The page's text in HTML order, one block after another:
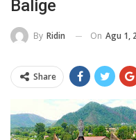
Balige
By Ridin On Agu 1,
Share